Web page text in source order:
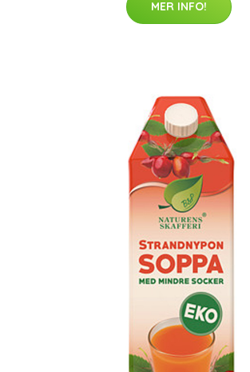
MER INFO!